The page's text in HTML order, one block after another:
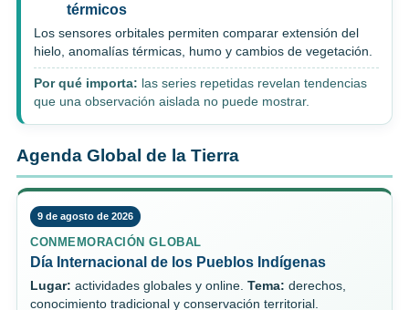
térmicos
Los sensores orbitales permiten comparar extensión del
hielo, anomalías térmicas, humo y cambios de vegetación.
Por qué importa: las series repetidas revelan tendencias
que una observación aislada no puede mostrar.
Agenda Global de la Tierra
9 de agosto de 2026
CONMEMORACIÓN GLOBAL
Día Internacional de los Pueblos Indígenas
Lugar: actividades globales y online. Tema: derechos,
conocimiento tradicional y conservación territorial.